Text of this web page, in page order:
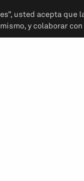
usted acepta
y colaborar